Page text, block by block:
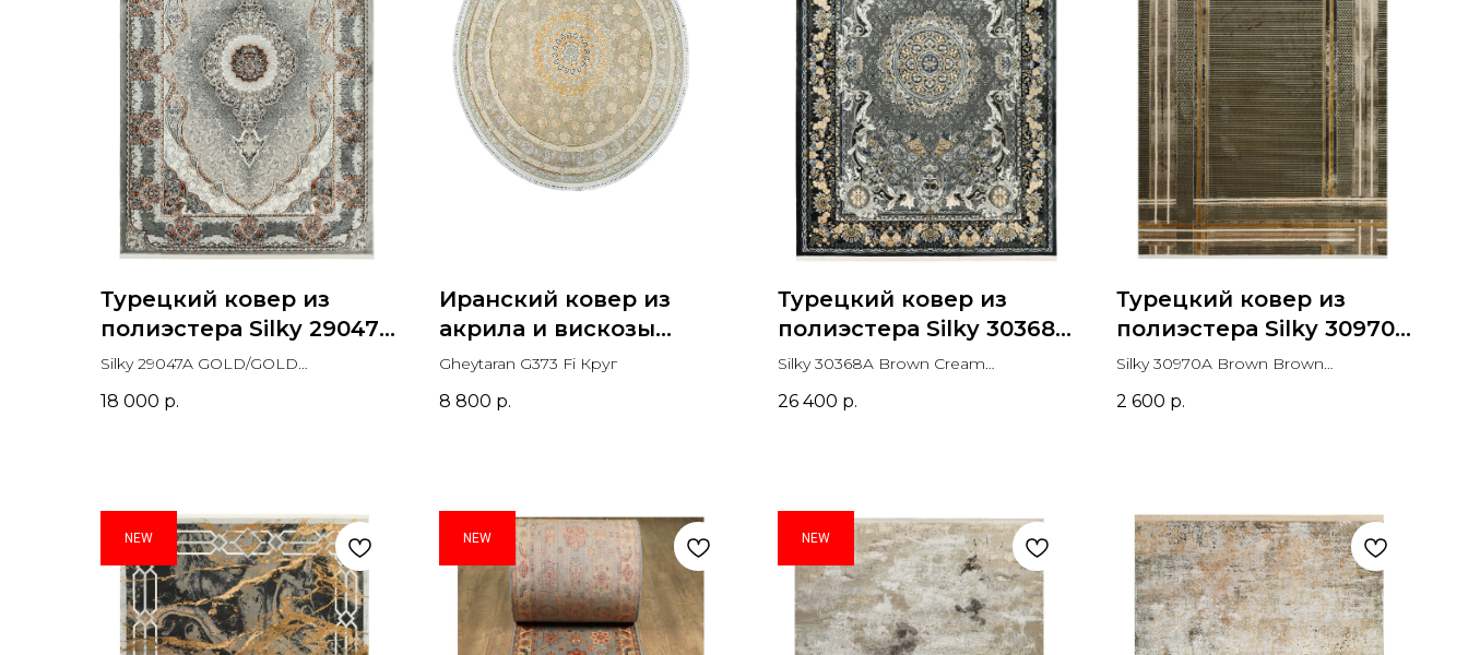
Турецкий ковер из
полиэстера Silky 29047A
GOLD/GOLD
Silky 29047A GOLD/GOLD
18 000 р.
Иранский ковер из
акрила и вискозы
Gheytaran G373 Fi Круг
Gheytaran G373 Fi Круг
8 800 р.
Турецкий ковер из
полиэстера Silky 30368A
Brown Cream
Silky 30368A Brown Cream
26 400 р.
Турецкий ковер из
полиэстера Silky 30970A
Brown Brown
Silky 30970A Brown Brown
2 600 р.
NEW NEW NEW